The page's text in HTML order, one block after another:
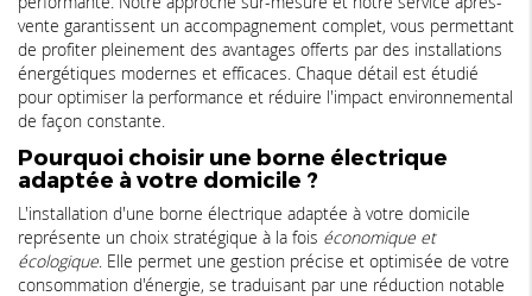
vente garantissent un accompagnement complet, vous permettant
de profiter pleinement des avantages offerts par des installations
énergétiques modernes et efficaces. Chaque détail est étudié
pour optimiser la performance et réduire l'impact environnemental
de façon constante.
Pourquoi choisir une borne électrique
adaptée à votre domicile ?
L'installation d'une borne électrique adaptée à votre domicile
représente un choix stratégique à la fois économique et
écologique . Elle permet une gestion précise et optimisée de votre
consommation d'énergie, se traduisant par une réduction notable